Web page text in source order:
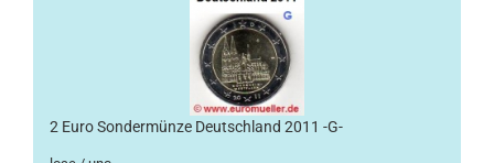
2 Euro Sondermünze Deutschland 2011 -G-